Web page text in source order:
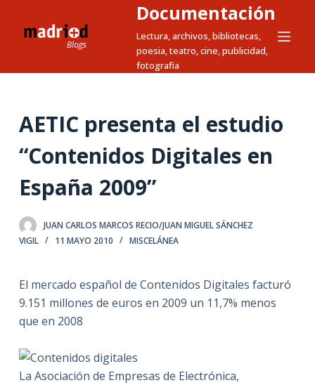
t
a
e
d
o
Documentación
Lectura, archivos, bibliotecas,
poesia, teatro, cine, publicidad,
fotografia
AETIC presenta el estudio
“Contenidos Digitales en
España 2009”
JUAN CARLOS MARCOS RECIO/JUAN MIGUEL SÁNCHEZ
VIGIL
11 MAYO 2010 MISCELÁNEA
El mercado español de Contenidos Digitales facturó
9.151 millones de euros en 2009 un 11,7% menos
que en 2008
La Asociación de Empresas de Electrónica,